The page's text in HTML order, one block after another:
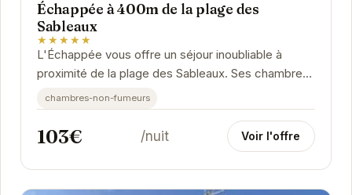
Échappée à 400m de la plage des
Sableaux
★★★★★
L'Échappée vous offre un séjour inoubliable à
proximité de la plage des Sableaux. Ses chambres
confortables et son emplacement privilégié en...
chambres-non-fumeurs
103€ /nuit Voir l'offre